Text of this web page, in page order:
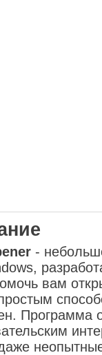
-
вам
Программа